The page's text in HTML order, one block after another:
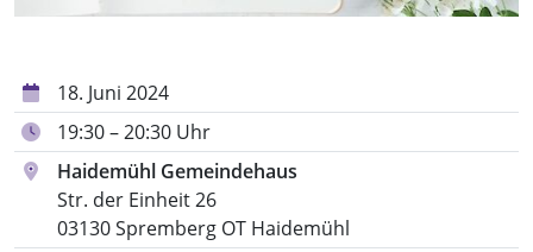
18. Juni 2024
19:30 – 20:30 Uhr
Haidemühl Gemeindehaus
Str. der Einheit 26
03130 Spremberg OT Haidemühl